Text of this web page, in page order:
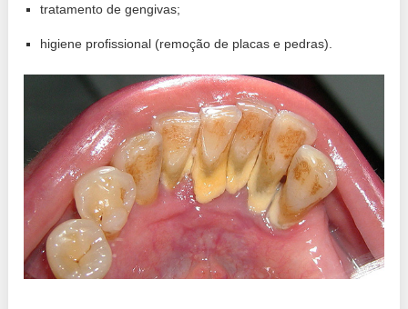
tratamento de gengivas;
higiene profissional (remoção de placas e pedras).